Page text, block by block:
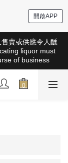
開啟APP
賣或供應令人醺
liquor must
of business
賣或供應令人醺
liquor must
of business
費（澳門）；
費（台灣）；
賣或供應令人醺
liquor must